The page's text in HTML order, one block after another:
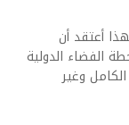
أعتقد أن
الفضاء الدولية
وغير